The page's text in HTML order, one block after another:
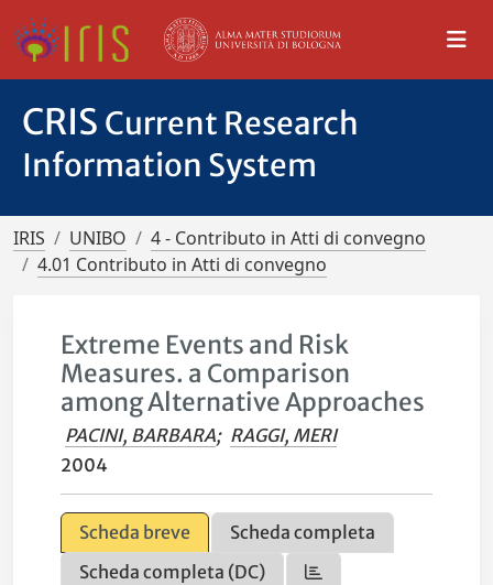
CRIS Current Research
Information System
IRIS UNIBO
4 - Contributo in Atti di convegno
4.01 Contributo in Atti di convegno
Extreme Events and Risk
Measures. a Comparison
among Alternative Approaches
PACINI, BARBARA; RAGGI, MERI
2004
Scheda breve
Scheda completa
Scheda completa (DC)